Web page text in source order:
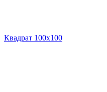
Квадрат 100х100